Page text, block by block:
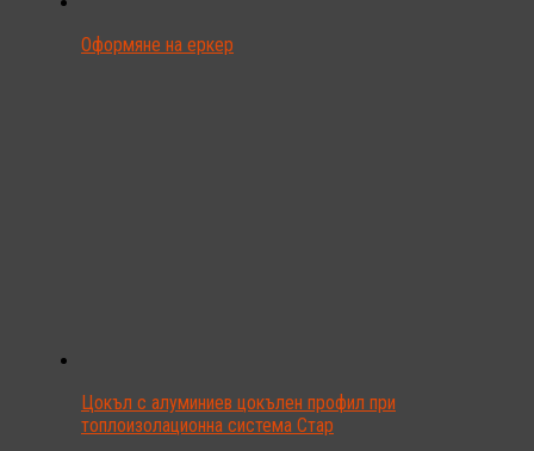
Оформяне на еркер
Цокъл с алуминиев цокълен профил при
топлоизолационна система Стар